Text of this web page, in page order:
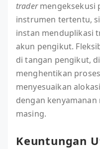
tradermengeksekusi
instrumen tertentu,
instan menduplikasi
akun pengikut.
di tangan pengikut,
menghentikan
menyesuaikan
dengan
masing.
Keuntungan